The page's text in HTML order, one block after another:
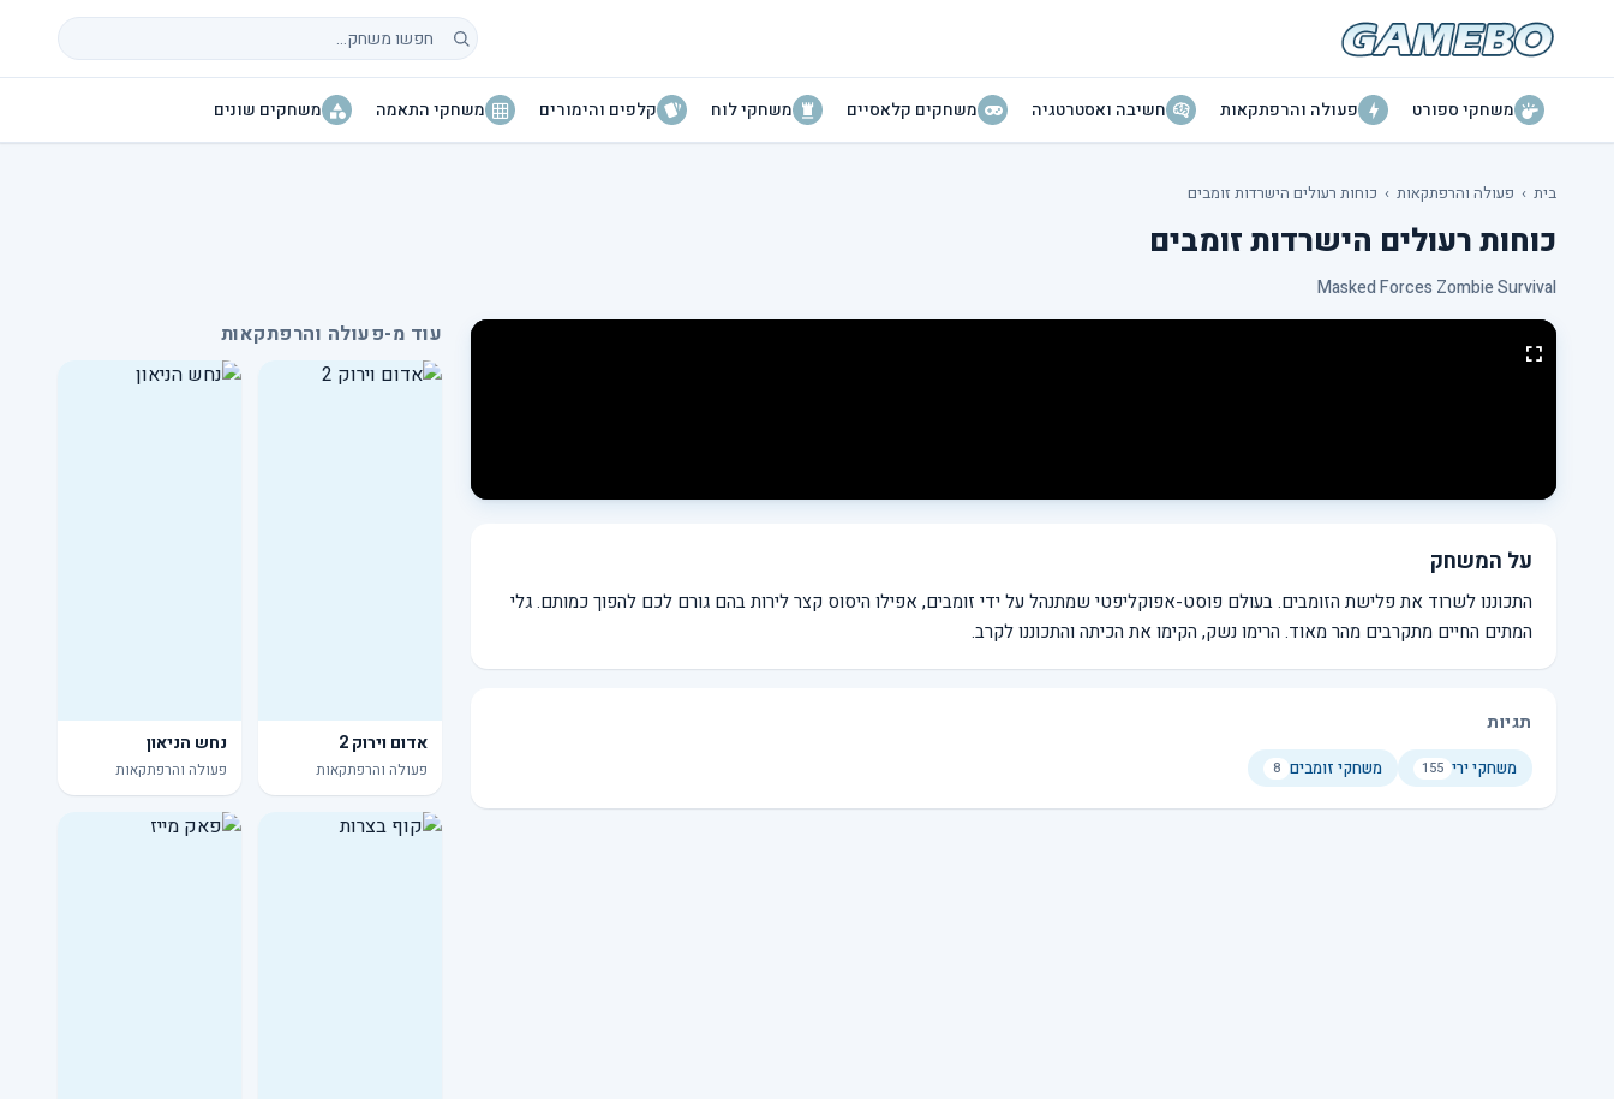
חיפוש משחקים
משחקי ספורט פעולה והרפתקאות חשיבה ואסטרטגיה משחקים קלאסיים משחקי לוח קלפים והימורים משחקי התאמה משחקים שונים
בית › פעולה והרפתקאות › כוחות רעולים הישרדות זומבים
כוחות רעולים הישרדות זומבים
Masked Forces Zombie Survival
על המשחק
התכוננו לשרוד את פלישת הזומבים. בעולם פוסט-אפוקליפטי שמתנהל על ידי זומבים, אפילו היסוס קצר לירות בהם גורם לכם להפוך כמותם. גלי
המתים החיים מתקרבים מהר מאוד. הרימו נשק, הקימו את הכיתה והתכוננו לקרב.
תגיות
משחקי ירי 155 משחקי זומבים 8
עוד מ-פעולה והרפתקאות
אדום וירוק 2
פעולה והרפתקאות
נחש הניאון
פעולה והרפתקאות